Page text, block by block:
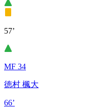
57’
MF 34
徳村 楓大
66’